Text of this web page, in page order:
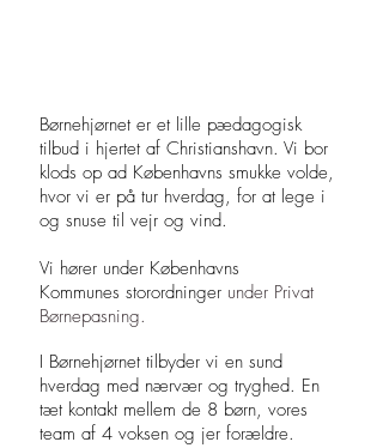
Børnehjørnet er et lille pædagogisk
tilbud i hjertet af Christianshavn. Vi bor
klods op ad Københavns smukke volde,
hvor vi er på tur hverdag, for at lege i
og snuse til vejr og vind.
Vi hører under Københavns
Kommunes storordninger under Privat
Børnepasning.
I Børnehjørnet tilbyder vi en sund
hverdag med nærvær og tryghed. En
tæt kontakt mellem de 8 børn, vores
team af 4 voksen og jer forældre.